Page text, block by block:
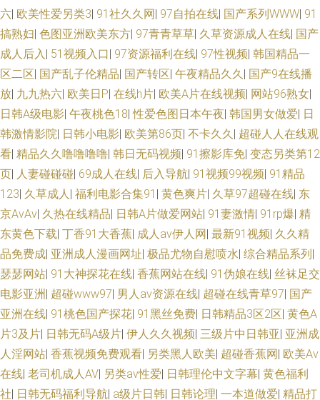
频 天堂资源在线 天天干人人操 国产人片久久 日本视频专区 天天艹艹 91美
女诱惑 色资源综合色 熟女a资源 日本综合色网 www性福导航 欧美性交 国产
精品传媒导航 91sefuo 狠狠干狠撸 天美传媒毛片 国产免费日逼视频 久草欧
美 超碰97色 视频污下载 91午夜影院 91网站在线入口 超碰97精品在线 91精
品资源 97v传媒 激情人妻三级 伊人成人成人网站 五月天性爱欧美 91资源站
在线 欧美日韩簧片 九九超踫 日韩理论在线 91网页在线看 美女被草 91成人
免费视频 狼友激情网 青娱乐论坛91 肏逼社区 九九热这里只有 另类黑人av
99爱99操 97超碰资源站 91视频一区蜜桃 中文国产 最新黄色亚洲网址 99热
深夜操逼网 男人天堂资源网 欧美天天好逼网 久久av社区 亚洲激情午夜丁香
欧美黄色桃色 午夜成人骚蜜桃网 五月丁香影院 性交14p 日比打炮 国产精品
六| 欧美性爱另类3| 91社久久网| 97自拍在线| 国产系列WWW| 91
搞熟妇| 色图亚洲欧美东方| 97青青草草| 久草资源成人在线| 国产
成人后入| 51视频入口| 97资源福利在线| 97性视频| 韩国精品一
区二区| 国产乱子伦精品| 国产转区| 午夜精品久久| 国产9在线播
放| 九九热六| 欧美日P| 在线h片| 欧美A片在线视频| 网站96熟女|
日韩A级电影| 午夜桃色18|性爱色图日本午夜| 韩国男女做爱| 日
韩激情影院| 日韩小电影| 欧美第86页| 不卡久久| 超碰人人在线观
看| 精品久久噜噜噜噜| 韩日无码视频| 91擦影库免| 变态另类第12
页| 人妻碰碰碰| 69成人在线| 后入导航| 91视频99视频| 91精品
123| 久草成人| 福利电影合集91 | 黄色爽片| 久草97超碰在线| 东
京AvAv| 久热在线精品| 日韩A片做爱网站| 91妻激情| 91rp爆| 精
东黄色下载| 丁香91大香蕉| 成人av伊人网| 最新91视频| 久久精
品免费成| 亚洲成人漫画网址| 极品尤物自慰喷水| 综合精品系列|
瑟瑟网站| 91大神探花在线| 香蕉网站在线| 91伪娘在线| 丝袜足交
电影亚洲 | 超碰www97| 男人av资源在线| 超碰在线青草97| 国产
亚洲在线| 91桃色国产探花| 91黑丝免费| 日韩精品3区2区| 黄色A
片3及片| 日韩无码A级片| 伊人久久视频| 三级片中日韩亚| 亚洲成
人淫网站| 香蕉视频免费观看| 另类黑人欧美| 超碰香蕉网| 欧美Aⅴ
在线| 老司机成人AV| 另类av性爱| 日韩理伦中文字幕| 黄色福利
社| 日韩无码福利导航| a级片日韩| 日韩论理| 一本道做爱| 精品打